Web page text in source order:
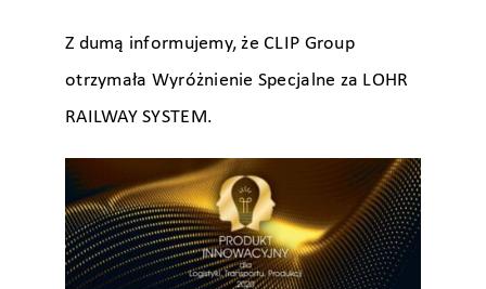
Z dumą informujemy, że CLIP Group
otrzymała Wyróżnienie Specjalne za LOHR
RAILWAY SYSTEM.